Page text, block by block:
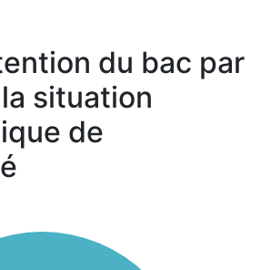
du bac par
situation
de